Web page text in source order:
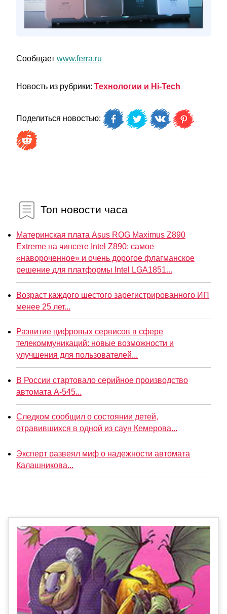
Сообщает www.ferra.ru
Новость из рубрики: Технологии и Hi-Tech
Поделиться новостью:
Топ новости часа
Материнская плата Asus ROG Maximus Z890
Extreme на чипсете Intel Z890: самое
«навороченное» и очень дорогое флагманское
решение для платформы Intel LGA1851...
Возраст каждого шестого зарегистрированного ИП
менее 25 лет...
Развитие цифровых сервисов в сфере
телекоммуникаций: новые возможности и
улучшения для пользователей...
В России стартовало серийное производство
автомата А-545...
Следком сообщил о состоянии детей,
отравившихся в одной из саун Кемерова...
Эксперт развеял миф о надежности автомата
Калашникова...